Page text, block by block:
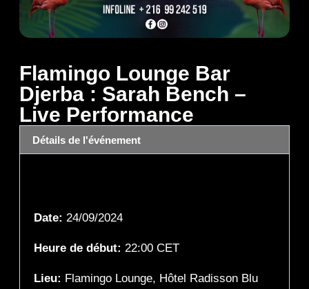
Flamingo Lounge Bar
Djerba : Sarah Bench –
Live Performance
Détails de l'événement
Date: 24/09/2024
Heure de début: 22:00 CET
Lieu: Flamingo Lounge, Hôtel Radisson Blu